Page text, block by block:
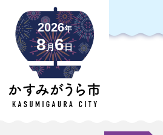
2026年
8月6日